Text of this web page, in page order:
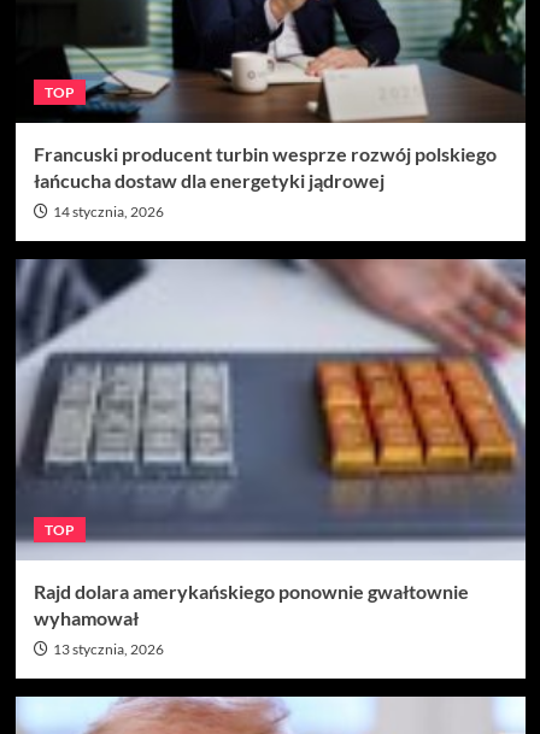
TOP
Francuski producent turbin wesprze rozwój polskiego
łańcucha dostaw dla energetyki jądrowej
14 stycznia, 2026
TOP
Rajd dolara amerykańskiego ponownie gwałtownie
wyhamował
13 stycznia, 2026